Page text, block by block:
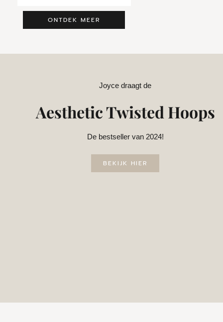
ONTDEK MEER
Joyce draagt de
Aesthetic Twisted Hoops
De bestseller van 2024!
BEKIJK HIER